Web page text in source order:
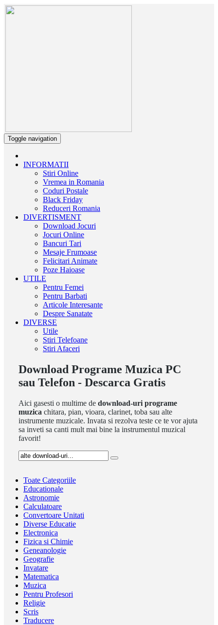
Toggle navigation
INFORMATII
Stiri Online
Vremea in Romania
Coduri Postale
Black Friday
Reduceri Romania
DIVERTISMENT
Download Jocuri
Jocuri Online
Bancuri Tari
Mesaje Frumoase
Felicitari Animate
Poze Haioase
UTILE
Pentru Femei
Pentru Barbati
Articole Interesante
Despre Sanatate
DIVERSE
Utile
Stiri Telefoane
Stiri Afaceri
Download Programe Muzica PC
sau Telefon - Descarca Gratis
Aici gasesti o multime de download-uri programe
muzica chitara, pian, vioara, clarinet, toba sau alte
instrumente muzicale. Invata si rezolva teste ce te vor ajuta
sa inveti sa canti mult mai bine la instrumentul muzical
favorit!
Toate Categoriile
Educationale
Astronomie
Calculatoare
Convertoare Unitati
Diverse Educatie
Electronica
Fizica si Chimie
Geneanologie
Geografie
Invatare
Matematica
Muzica
Pentru Profesori
Religie
Scris
Traducere